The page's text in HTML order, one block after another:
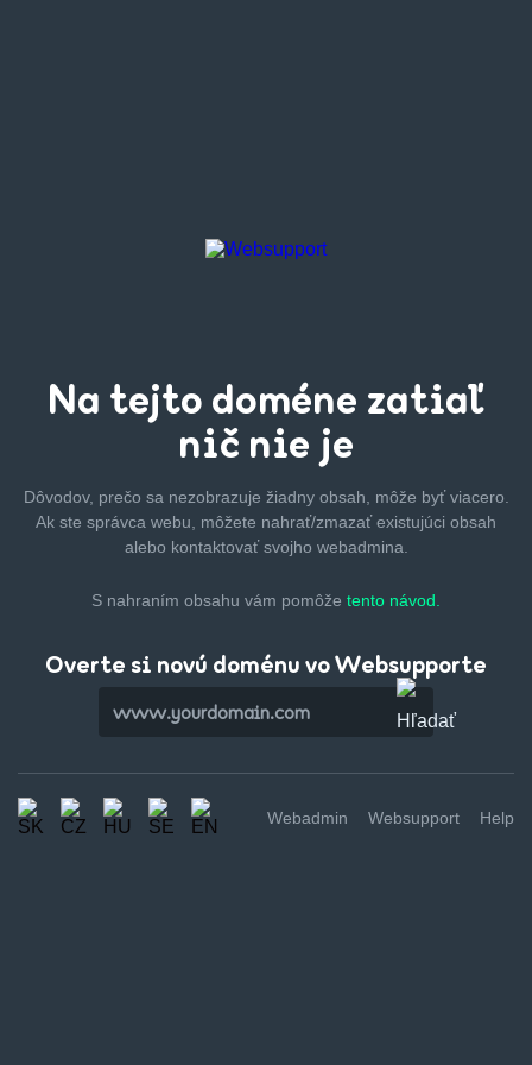
Na tejto doméne zatiaľ
nič nie je
Dôvodov, prečo sa nezobrazuje žiadny obsah, môže byťviacero.
Ak ste správca webu, môžete nahrať/zmazaťexistujúci obsah
alebo kontaktovať svojho webadmina.
S nahraním obsahu vám pomôže tento návod.
Overte si novú doménu vo Websupporte
Webadmin Websupport Help